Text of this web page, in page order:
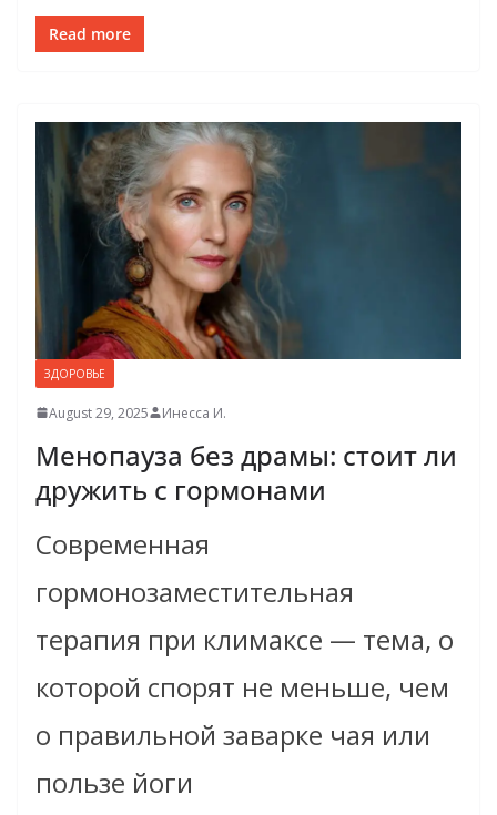
Read more
ЗДОРОВЬЕ
August 29, 2025 Инесса И.
Менопауза без драмы: стоит ли
дружить с гормонами
Современная
гормонозаместительная
терапия при климаксе — тема, о
которой спорят не меньше, чем
о правильной заварке чая или
пользе йоги